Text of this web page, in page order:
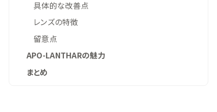
具体的な改善点
レンズの特徴
留意点
APO-LANTHARの魅力
まとめ